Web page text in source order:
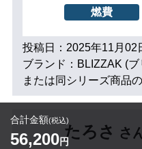
合計金額(税込)
56,200円
燃費
投稿日：2025年11月02
ブランド：BLIZZAK (
または同シリーズ商品
たろさ さ